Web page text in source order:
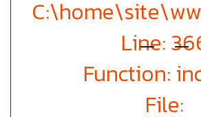
Line:
Function:
File: